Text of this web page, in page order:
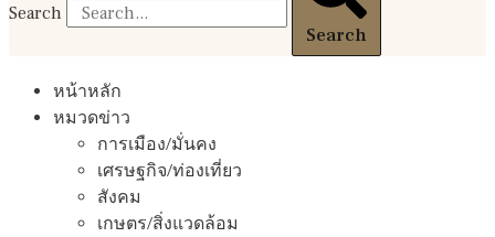
Search
Search
หน้าหลัก
หมวดข่าว
การเมือง/มั่นคง
เศรษฐกิจ/ท่องเที่ยว
สังคม
เกษตร/สิ่งแวดล้อม